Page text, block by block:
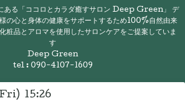
ある「ココロとカラダ癒すサロン Deep Green」 デ
の心と身体の健康をサポートするため100%自然由来
粧品とアロマを使用したサロンケアをご提案していま
す
Deep Green
tel : 090-4107-1609
15:26